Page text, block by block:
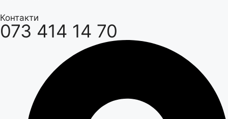
Контакти
073 414 14 70